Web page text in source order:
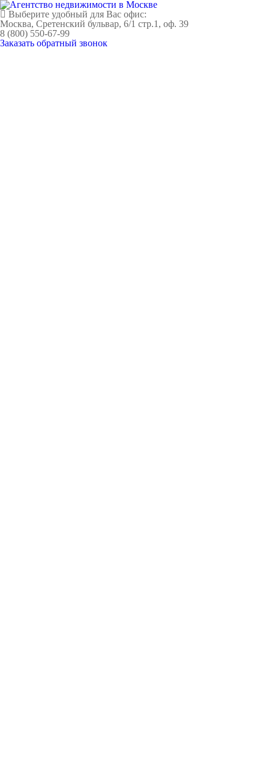
Выберите удобный для Вас офис:
Москва, Сретенский бульвар, 6/1 стр.1, оф. 39
8 (800) 550-67-99
Заказать обратный звонок